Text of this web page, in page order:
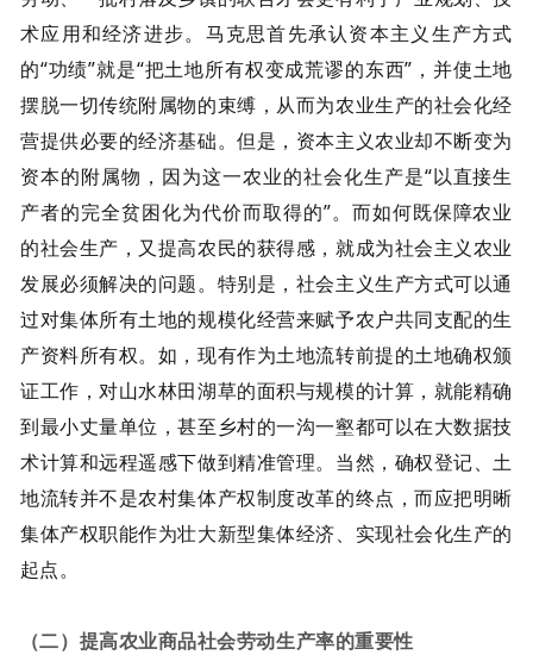
术应用和经济进步。马克思首先承认资本主义生产方式
的“功绩”就是“把土地所有权变成荒谬的东西”，并使土地
摆脱一切传统附属物的束缚，从而为农业生产的社会化经
营提供必要的经济基础。但是，资本主义农业却不断变为
资本的附属物，因为这一农业的社会化生产是“以直接生
产者的完全贫困化为代价而取得的”。而如何既保障农业
的社会生产，又提高农民的获得感，就成为社会主义农业
发展必须解决的问题。特别是，社会主义生产方式可以通
过对集体所有土地的规模化经营来赋予农户共同支配的生
产资料所有权。如，现有作为土地流转前提的土地确权颁
证工作，对山水林田湖草的面积与规模的计算，就能精确
到最小丈量单位，甚至乡村的一沟一壑都可以在大数据技
术计算和远程遥感下做到精准管理。当然，确权登记、土
地流转并不是农村集体产权制度改革的终点，而应把明晰
集体产权职能作为壮大新型集体经济、实现社会化生产的
起点。
（二）提高农业商品社会劳动生产率的重要性